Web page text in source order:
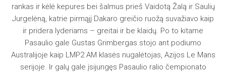
rankas ir kėlė kepures bei šalmus prieš Vaidotą Žalą ir Saulių
Jurgelėną, katrie pirmąjį Dakaro greičio ruožą suvažiavo kaip
ir pridera lyderiams – greitai ir be klaidų. Po to kitame
Pasaulio gale Gustas Grimbergas stojo ant podiumo
Australijoje kaip LMP2 AM klasės nugalėtojas, Azijos Le Mans
serijoje. Ir galų gale įsijungęs Pasaulio ralio čempionato